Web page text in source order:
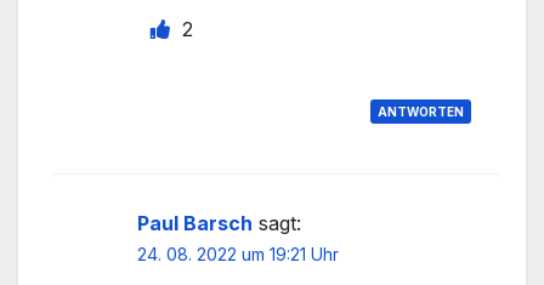
2
ANTWORTEN
Paul Barsch sagt:
24. 08. 2022 um 19:21 Uhr